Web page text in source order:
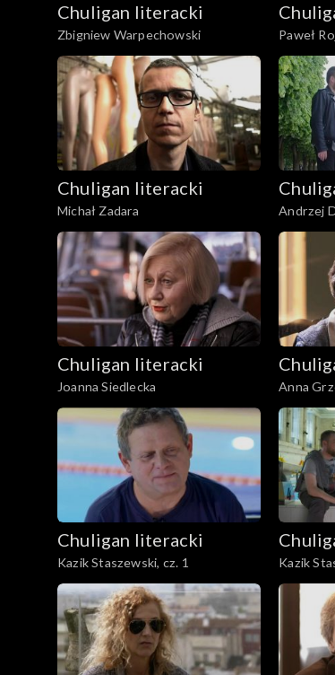
Chuligan literacki
Zbigniew Warpechowski Paweł
Chuligan literacki
Michał Zadara Andrzej
Chuligan literacki
Joanna Siedlecka Anna
Chuligan literacki
Kazik Staszewski, cz. 1 Kazik